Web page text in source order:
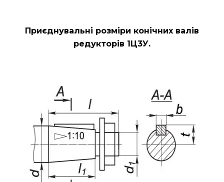
Приєднувальні розміри конічних валів
редукторів 1Ц3У.